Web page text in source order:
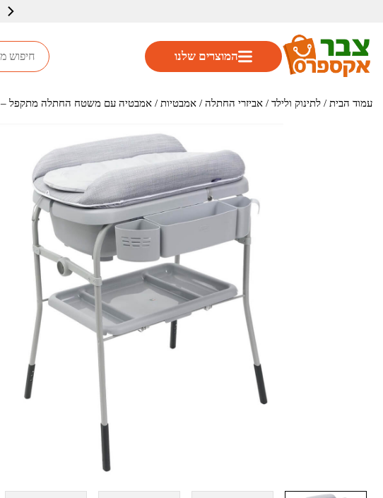
המוצרים שלנו
עמוד הבית / לתינוק ולילד / אביזרי החתלה / אמבטיות / אמבטיה עם משטח החתלה מתקפל – Cuddle & Bubble מבית Chicco